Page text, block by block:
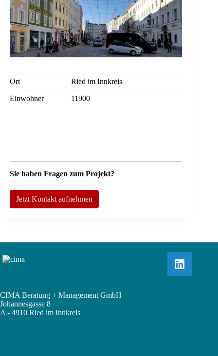
Ort Ried im Innkreis
Einwohner 11900
Sie haben Fragen zum Projekt?
Jetzt Kontakt aufnehmen
CIMA Beratung + Management GmbH
Johannesgasse 8
A - 4910 Ried im Innkreis